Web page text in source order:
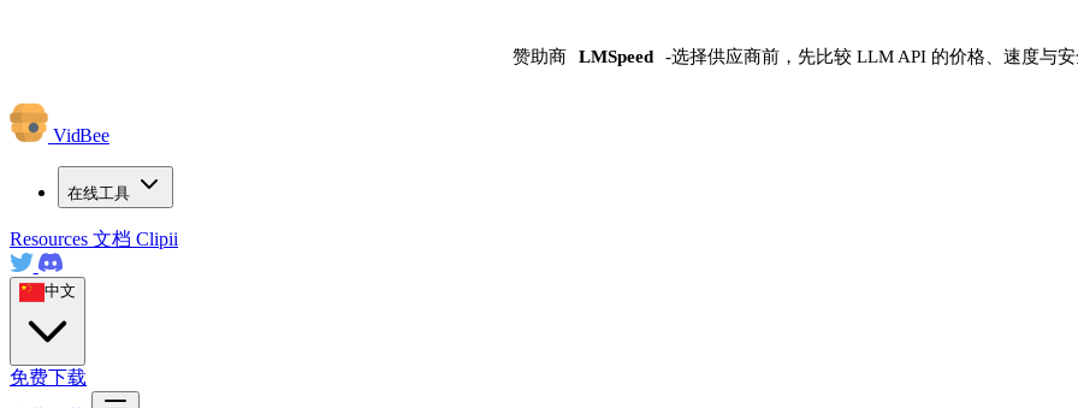
赞助商 LMSpeed -选择供应商前，先比较 LLM API 的价格、速度与
VidBee
在线工具
Resources 文档 Clipii
中文
免费下载